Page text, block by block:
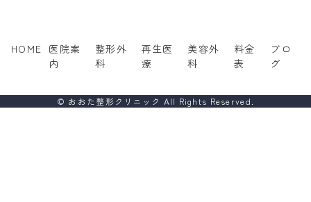
HOME 医院案
内
整形外
科
再生医
療
美容外
科
料金
表
ブロ
グ
© おおた整形クリニック All Rights Reserved.